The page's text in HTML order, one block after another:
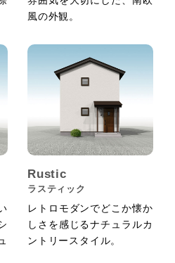
風の外観。
Rustic
ラスティック
レトロモダンでどこか懐か
しさを感じるナチュラルカ
ントリースタイル。